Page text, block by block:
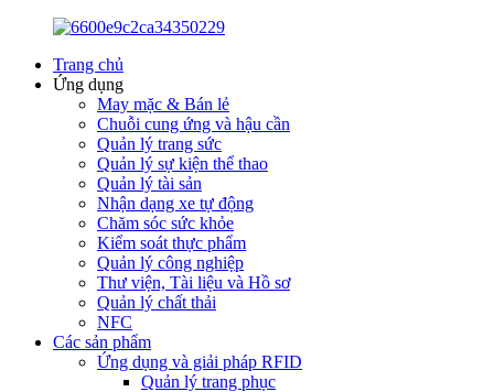
Trang chủ
Ứng dụng
May mặc & Bán lẻ
Chuỗi cung ứng và hậu cần
Quản lý trang sức
Quản lý sự kiện thể thao
Quản lý tài sản
Nhận dạng xe tự động
Chăm sóc sức khỏe
Kiểm soát thực phẩm
Quản lý công nghiệp
Thư viện, Tài liệu và Hồ sơ
Quản lý chất thải
NFC
Các sản phẩm
Ứng dụng và giải pháp RFID
Quản lý trang phục